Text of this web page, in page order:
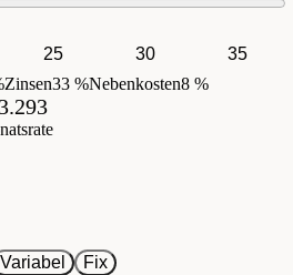
25 30
35
Zinsen33 %Nebenkosten8 %
Variabel
Fix